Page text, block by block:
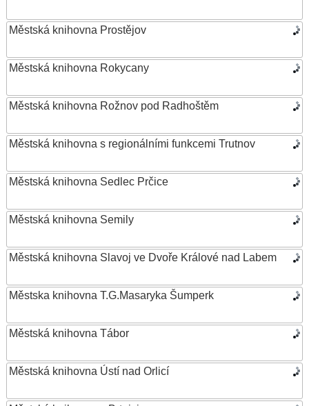
Městská knihovna Prostějov
Městská knihovna Rokycany
Městská knihovna Rožnov pod Radhoštěm
Městská knihovna s regionálními funkcemi Trutnov
Městská knihovna Sedlec Prčice
Městská knihovna Semily
Městská knihovna Slavoj ve Dvoře Králové nad Labem
Městska knihovna T.G.Masaryka Šumperk
Městská knihovna Tábor
Městská knihovna Ústí nad Orlicí